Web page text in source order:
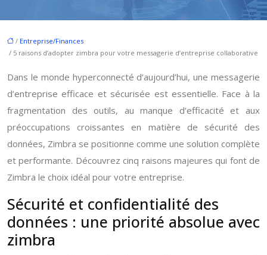
/ Entreprise/Finances
/ 5 raisons d’adopter zimbra pour votre messagerie d’entreprise collaborative
Dans le monde hyperconnecté d’aujourd’hui, une messagerie
d’entreprise efficace et sécurisée est essentielle. Face à la
fragmentation des outils, au manque d’efficacité et aux
préoccupations croissantes en matière de sécurité des
données, Zimbra se positionne comme une solution complète
et performante. Découvrez cinq raisons majeures qui font de
Zimbra le choix idéal pour votre entreprise.
Sécurité et confidentialité des
données : une priorité absolue avec
zimbra